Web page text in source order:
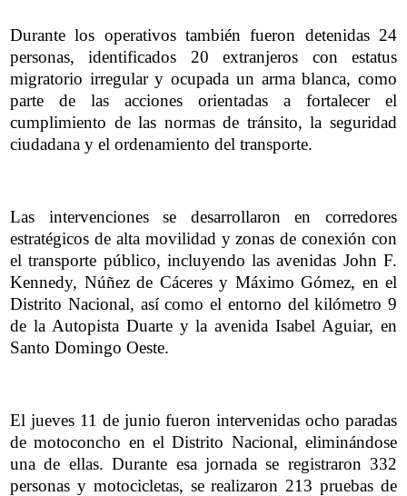
Durante los operativos también fueron detenidas 24
personas, identificados 20 extranjeros con estatus
migratorio irregular y ocupada un arma blanca, como
parte de las acciones orientadas a fortalecer el
cumplimiento de las normas de tránsito, la seguridad
ciudadana y el ordenamiento del transporte.
Las intervenciones se desarrollaron en corredores
estratégicos de alta movilidad y zonas de conexión con
el transporte público, incluyendo las avenidas John F.
Kennedy, Núñez de Cáceres y Máximo Gómez, en el
Distrito Nacional, así como el entorno del kilómetro 9
de la Autopista Duarte y la avenida Isabel Aguiar, en
Santo Domingo Oeste.
El jueves 11 de junio fueron intervenidas ocho paradas
de motoconcho en el Distrito Nacional, eliminándose
una de ellas. Durante esa jornada se registraron 332
personas y motocicletas, se realizaron 213 pruebas de